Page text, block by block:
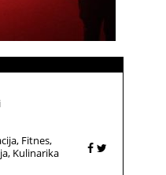
Fitnes
Kulinarika